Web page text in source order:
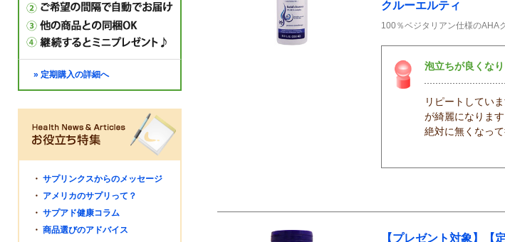
クルーエルティ
100％ベジタリアン仕様のAHA
泡立ちが良くなり
リピートしてい
が綺麗になります
絶対に無くなっ
【プレゼント対象】【
» 定期購入の詳細へ
・ サプリンクスからのメッセージ
・ アメリカのサプリって？
・ サプアド健康コラム
・ 商品選びのアドバイス